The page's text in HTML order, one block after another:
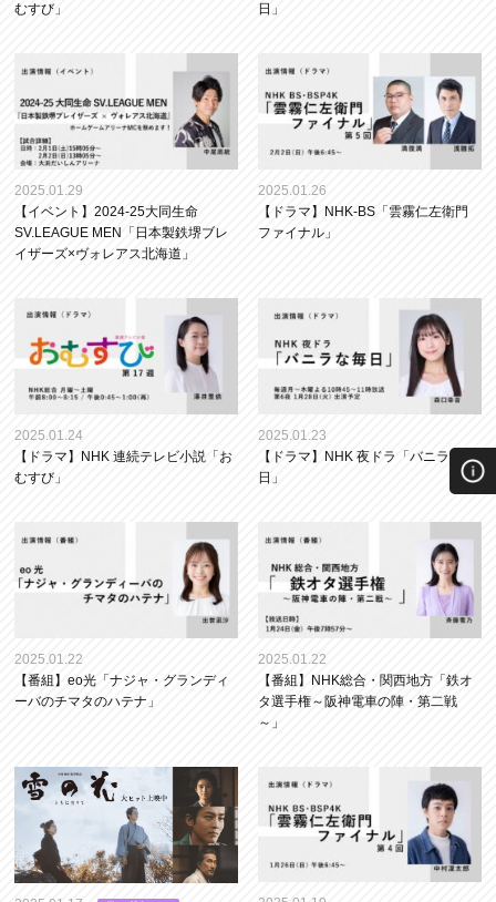
むすび」
日」
2025.01.29
【イベント】2024-25大同生命
SV.LEAGUE MEN「日本製鉄堺ブレ
イザーズ×ヴォレアス北海道」
2025.01.26
【ドラマ】NHK-BS「雲霧仁左衛門
ファイナル」
2025.01.24
【ドラマ】NHK 連続テレビ小説「お
むすび」
2025.01.23
【ドラマ】NHK 夜ドラ「バニラな毎
日」
2025.01.22
【番組】eo光「ナジャ・グランディ
ーバのチマタのハテナ」
2025.01.22
【番組】NHK総合・関西地方「鉄オ
タ選手権～阪神電車の陣・第二戦
～」